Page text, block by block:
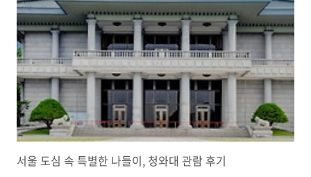
3시간 30분 동안 서해의 주요 도시와 관광지를 연결합니다. 기차 안에서
부터 여행이 시작되는 이 열차는 ‘기차 안의 여행지’라는 별명이 붙을 만
큼 다양한 체험 공간을 갖추고 있습니다. 기차 안에서 한옥마루를 만나다
서..
서울 도심 속 특별한 나들이, 청와대 관람 후기